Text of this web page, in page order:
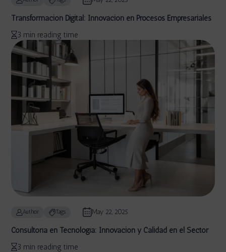
Transformación Digital: Innovación en Procesos Empresariales
3 min reading time
Author Tags May 22, 2025
Consultoría en Tecnología: Innovación y Calidad en el Sector
3 min reading time